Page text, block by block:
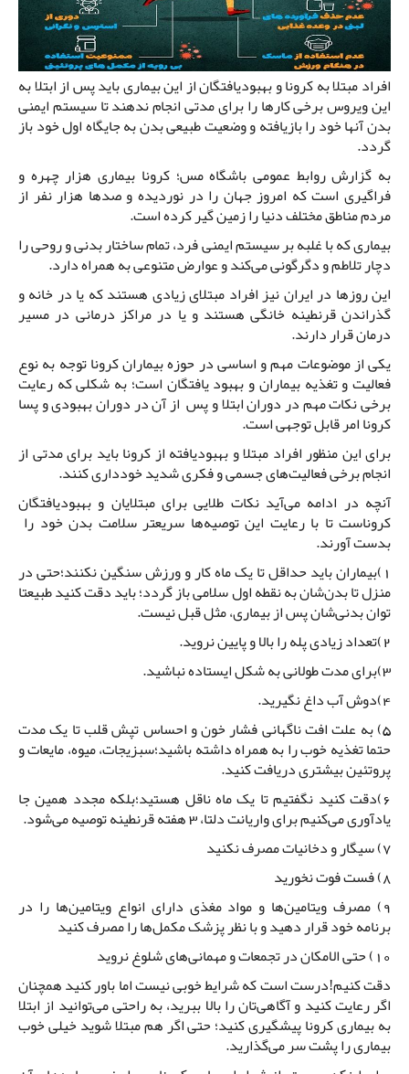
افراد مبتلا به کرونا و بهبودیافتگان از این بیماری باید پس از ابتلا به
این ویروس برخی کارها را برای مدتی انجام ندهند تا سیستم ایمنی
بدن آنها خود را بازیافته و وضعیت طبیعی بدن به جایگاه اول خود باز
گردد.
به گزارش روابط عمومی باشگاه مس؛ کرونا بیماری هزار چهره و
فراگیری است که امروز جهان را در نوردیده و صدها هزار نفر از
مردم مناطق مختلف دنیا را زمین گیر کرده است.
بیماری که با غلبه بر سیستم ایمنی فرد، تمام ساختار بدنی و روحی را
دچار تلاطم و دگرگونی می‌کند و عوارض متنوعی به همراه دارد.
این روزها در ایران نیز افراد مبتلای زیادی هستند که یا در خانه و
گذراندن قرنطینه خانگی هستند و یا در مراکز درمانی در مسیر
درمان قرار دارند.
یکی از موضوعات مهم و اساسی در حوزه بیماران کرونا توجه به نوع
فعالیت و تغذیه بیماران و بهبود یافتگان است؛ به شکلی که رعایت
برخی نکات مهم در دوران ابتلا و پس از آن در دوران بهبودی و پسا
کرونا امر قابل توجهی است.
برای این منظور افراد مبتلا و بهبودیافته از کرونا باید برای مدتی از
انجام برخی فعالیت‌های جسمی و فکری شدید خودداری کنند.
آنچه در ادامه می‌آید نکات طلایی برای مبتلایان و بهبودیافتگان
کروناست تا با رعایت این توصیه‌ها سریعتر سلامت بدن خود را
بدست آورند.
1)بیماران باید حداقل تا یک ماه کار و ورزش سنگین نکنند؛حتی در
منزل تا بدن‌شان به نقطه اول سلامی باز گردد؛ باید دقت کنید طبیعتا
توان بدنی‌شان پس از بیماری، مثل قبل نیست.
2)تعداد زیادی پله را بالا و پایین نروید.
3)برای مدت طولانی به شکل ایستاده نباشید.
4)دوش آب داغ نگیرید.
5) به علت افت ناگهانی فشار خون و احساس تپش قلب تا یک مدت
حتما تغذیه خوب را به همراه داشته باشید؛سبزیجات، میوه، مایعات و
پروتئین بیشتری دریافت کنید.
6)دقت کنید نگفتیم تا یک ماه ناقل هستید؛بلکه مجدد همین جا
یادآوری می‌کنیم برای واریانت دلتا، 3 هفته قرنطینه توصیه می‌شود.
7) سیگار و دخانیات مصرف نکنید
8) فست فوت نخورید
9) مصرف ویتامین‌ها و مواد مغذی دارای انواع ویتامین‌ها را در
برنامه خود قرار دهید و با نظر پزشک مکمل‌ها را مصرف کنید
10) حتی الامکان در تجمعات و مهمانی‌های شلوغ نروید
دقت کنیم!درست است که شرایط خوبی نیست اما باور کنید همچنان
اگر رعایت کنید و آگاهی‌تان را بالا ببرید، به راحتی می‌توانید از ابتلا
به بیماری کرونا پیشگیری کنید؛ حتی اگر هم مبتلا شوید خیلی خوب
بیماری را پشت سر می‌گذارید.